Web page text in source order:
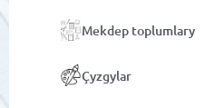
Mekdep toplumlary
Çyzgylar